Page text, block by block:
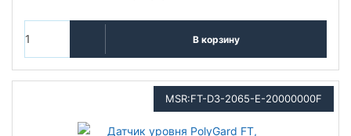
В корзину
MSR:FT-D3-2065-E-20000000F